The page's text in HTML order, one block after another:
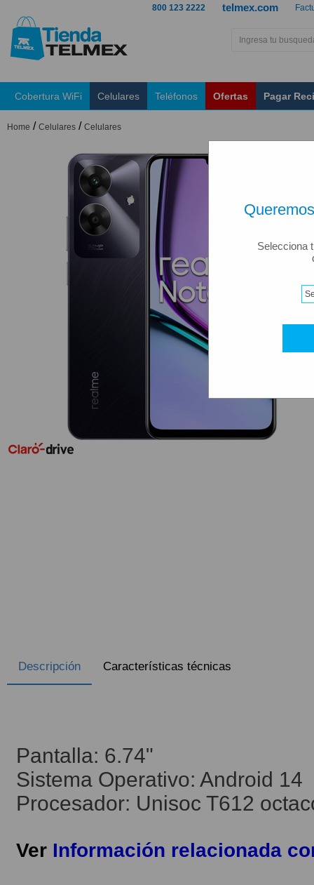
Selecciona
telmex.com
800 123 2222
Cobertura WiFi Celulares Teléfonos Ofertas Pagar
Home / Celulares / Celulares
Descripción Características técnicas
Pantalla: 6.74"
Sistema Operativo: Android 14
Procesador: Unisoc T612
Ver Información relacionada